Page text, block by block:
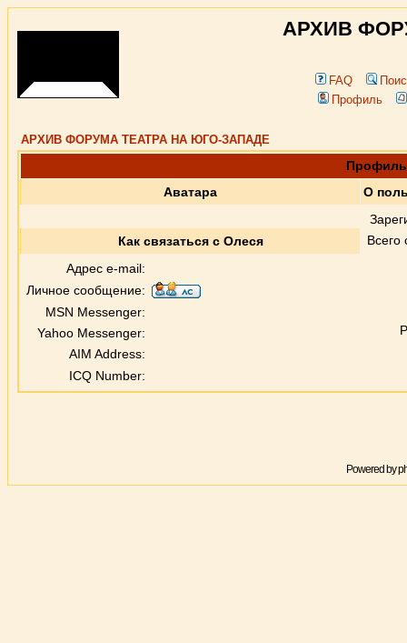
АРХИВ
FAQ
Профиль
АРХИВ ФОРУМА ТЕАТРА НА ЮГО-ЗАПАДЕ
Профиль
Аватара
О
Как связаться с Олеся
Адрес e-mail:
Личное сообщение:
MSN Messenger:
Yahoo Messenger:
AIM Address:
ICQ Number:
Powered by